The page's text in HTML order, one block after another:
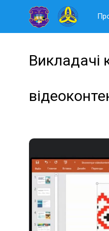
Викладачі